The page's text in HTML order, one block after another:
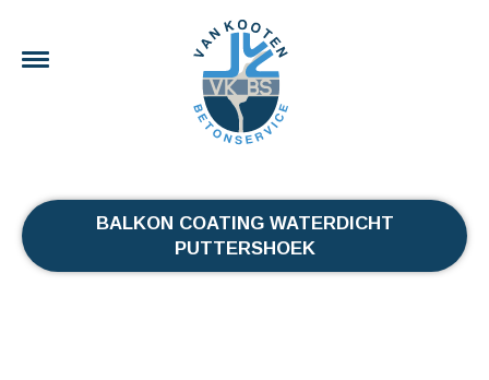
BALKON COATING WATERDICHT
PUTTERSHOEK